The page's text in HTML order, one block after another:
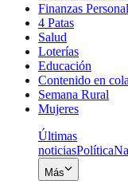
Finanzas
4 Patas
Salud
Loterías
Educación
Contenido en
Semana Rural
Mujeres
Últimas
noticiasPolítica
Más